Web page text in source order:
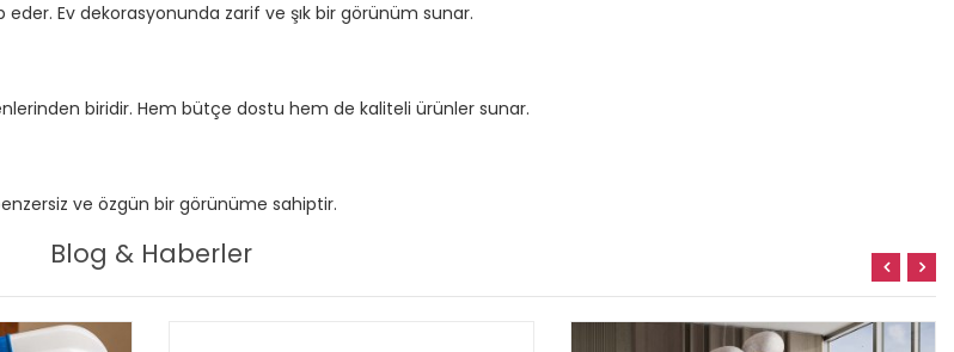
Ev dekorasyonunda zarif ve şık bir görünüm sunar.
biridir. Hem bütçe dostu hem de kaliteli ürünler sunar.
ve özgün bir görünüme sahiptir.
Blog & Haberler